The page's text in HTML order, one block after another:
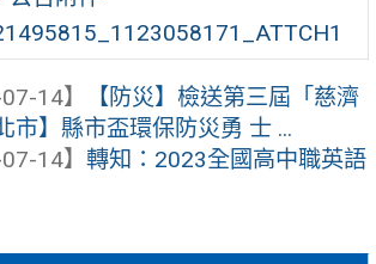
14】
【防災】檢送第三屆「慈濟
市】縣市盃環保防災勇 士 ...
14】 轉知：2023全國高中職英語